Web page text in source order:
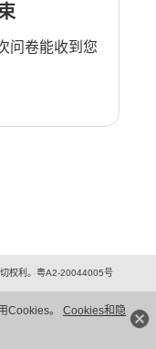
Cookies。 Cookies和隐
问卷能收到您
权利。粤A2-20044005号